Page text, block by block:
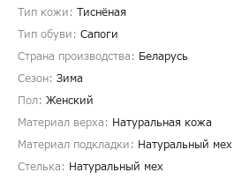
Тип кожи: Тиснёная
Тип обуви: Сапоги
Страна производства: Беларусь
Сезон: Зима
Пол: Женский
Материал верха: Натуральная кожа
Материал подкладки: Натуральный мех
Стелька: Натуральный мех